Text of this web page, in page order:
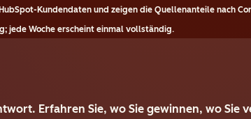
Kundendaten und zeigen die Quellenanteile nach
jede Woche erscheint einmal vollständig.
Erfahren Sie, wo Sie gewinnen, wo Sie